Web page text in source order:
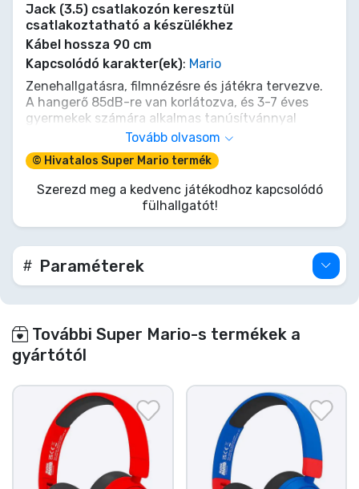
Jack (3.5) csatlakozón keresztül
csatlakoztatható a készülékhez
Kábel hossza 90 cm
Kapcsolódó karakter(ek): Mario
Zenehallgatásra, filmnézésre és játékra tervezve.
A hangerő 85dB-re van korlátozva, és 3-7 éves
gyermekek számára alkalmas tanúsítvánnyal
rendelkezik. Univerzális 3,5 mm-es jack
csatlakozóval rendelkezik, hordozható
konzolokhoz, telefonokhoz, táblagépekhez stb.
használható. Állítható, párnázott fejpánt puha
tapintású fülpárnákkal a kényelem érdekében.
Fejhallgató mérete: 14,5x15,5x3cm. Súly: 88g.
Érzékenység 85 dB. Kábelhossz 90cm.
Tovább olvasom
© Hivatalos Super Mario termék
Szerezd meg a kedvenc játékodhoz kapcsolódó
fülhallgatót!
Paraméterek
További Super Mario-s termékek a
gyártótól